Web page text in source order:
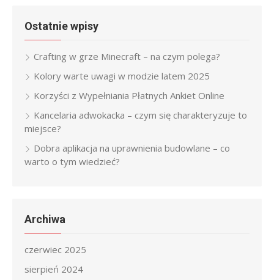
Ostatnie wpisy
Crafting w grze Minecraft – na czym polega?
Kolory warte uwagi w modzie latem 2025
Korzyści z Wypełniania Płatnych Ankiet Online
Kancelaria adwokacka – czym się charakteryzuje to
miejsce?
Dobra aplikacja na uprawnienia budowlane – co
warto o tym wiedzieć?
Archiwa
czerwiec 2025
sierpień 2024